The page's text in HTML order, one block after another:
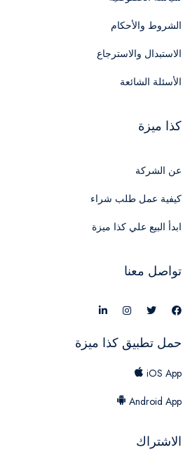
الشروط والأحكام
الاستبدال والاسترجاع
الأسئلة الشائعة
كذا ميزة
عن الشركة
كيفية عمل طلب شراء
ابدأ البيع علي كذا ميزة
تواصل معنا
حمل تطبيق كذا ميزة
iOS App
Android App
الاشتراك